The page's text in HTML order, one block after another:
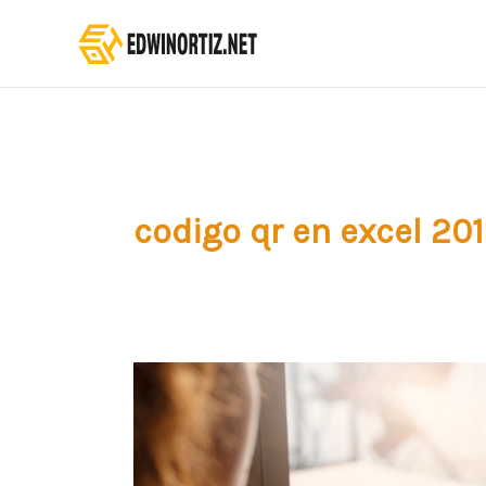
codigo qr en excel
¿Cómo
crear
Códigos
QR